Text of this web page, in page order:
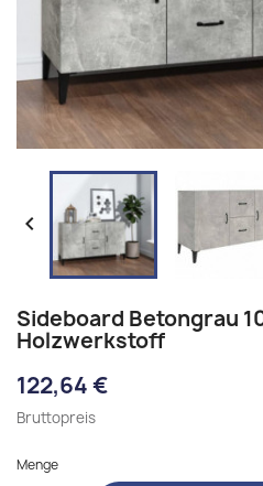

Sideboard Betongrau
Holzwerkstoff
122,64 €
Bruttopreis
Menge